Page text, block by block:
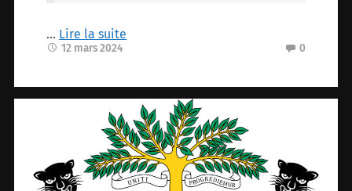
… Lire la suite
12 mars 2024 0